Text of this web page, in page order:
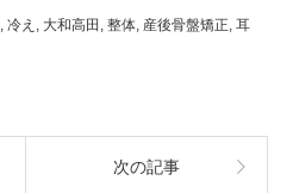
冷え 大和高田 整体 産後骨盤矯正 耳
次の記事